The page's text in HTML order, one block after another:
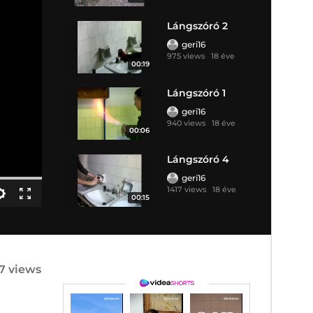
00:19
Lángszóró 2
geri16
975 views 18 éve
00:06
Lángszóró 1
geri16
940 views 18 éve
00:15
Lángszóró 4
geri16
1417 views 18 éve
views